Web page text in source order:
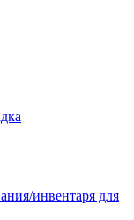
инвентаря для